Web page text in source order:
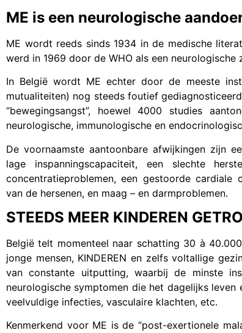
ME is een neurologische
ME wordt reeds sinds 1934 in de medische
werd in 1969 door de WHO als een
In België wordt ME echter door de meeste
mutualiteiten) nog steeds foutief
“bewegingsangst”, hoewel 4000 studies
neurologische, immunologische en
De voornaamste aantoonbare afwijkingen zijn
lage inspanningscapaciteit, een slechte
concentratieproblemen, een gestoorde
van de hersenen, en maag – en darmproblemen.
STEEDS MEER KINDEREN
België telt momenteel naar schatting 30 à
jonge mensen, KINDEREN en zelfs voltallige
van constante uitputting, waarbij de minste
neurologische symptomen die het dagelijks
veelvuldige infecties, vasculaire klachten, etc.
Kenmerkend voor ME is de “post-exertionele